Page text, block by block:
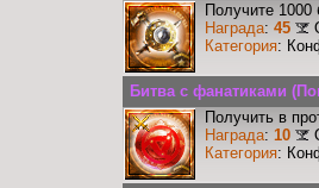
Получите 1000
Награда: 45
Категория:
Битва с фанатиками
Получить в
Награда: 10
Категория: